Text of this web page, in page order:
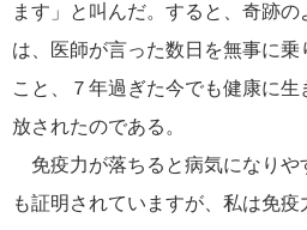
ます」と叫んだ。すると、奇跡
は、医師が言った数日を無事に
こと、７年過ぎた今でも健康に
放されたのである。
免疫力が落ちると病気になりや
も証明されていますが、私は免